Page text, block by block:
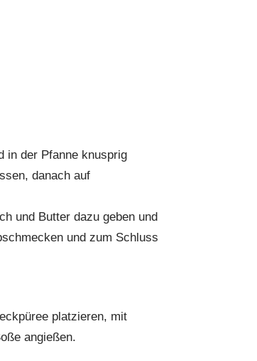
in der Pfanne knusprig
danach auf
und Butter dazu geben und
und zum Schluss
platzieren, mit
angießen.